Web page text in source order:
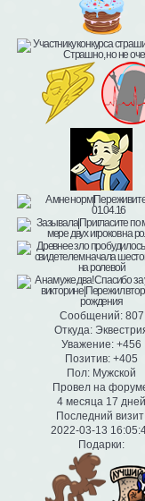
Сообщений:807
Откуда:
Уважение: +456
Позитив: +405
Пол: Мужской
Провел на
4 месяца 17 дней
Последний
2022-03-13
Подарки: